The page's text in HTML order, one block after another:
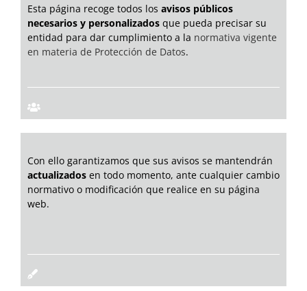
Esta página recoge todos los avisos públicos
necesarios y personalizados que pueda precisar su
entidad para dar cumplimiento a la normativa vigente
en materia de Protección de Datos.
Con ello garantizamos que sus avisos se mantendrán
actualizados en todo momento, ante cualquier cambio
normativo o modificación que realice en su página
web.